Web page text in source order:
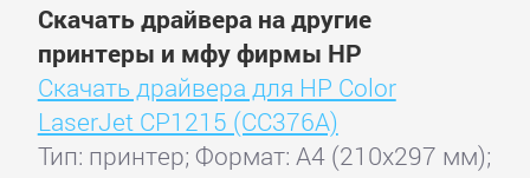
Скачать драйвера на другие
принтеры и мфу фирмы HP
Скачать драйвера для HP Color
LaserJet CP1215 (CC376A)
Тип: принтер; Формат: A4 (210x297 мм);